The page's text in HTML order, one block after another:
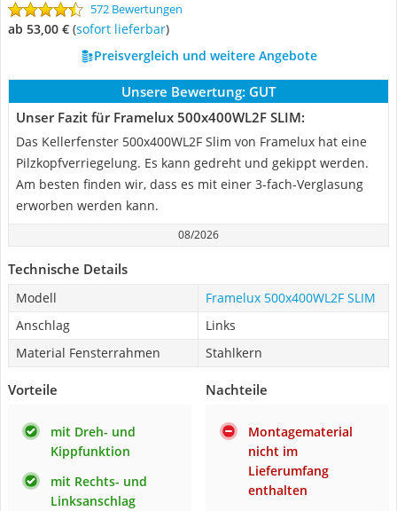
572 Bewertungen
ab 53,00 € ( Sofort lieferbar)
Preisvergleich und weitere Angebote
Unsere Bewertung: GUT
Unser Fazit für Framelux ‎500x400WL2F SLIM:
Das Kellerfenster 500x400WL2F Slim von Framelux hat eine
Pilzkopfverriegelung. Es kann gedreht und gekippt werden.
Am besten finden wir, dass es mit einer 3-fach-Verglasung
erworben werden kann.
08/2026
Technische Details
Modell
Framelux ‎500x400WL2F SLIM
Anschlag
Links
Material Fensterrahmen
Stahlkern
Vorteile
mit Dreh- und
Kippfunktion
mit Rechts- und
Linksanschlag
Nachteile
Montagematerial
nicht im
Lieferumfang
enthalten